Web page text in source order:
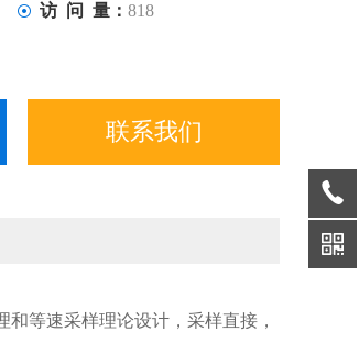
访 问 量： 818
联系我们
等速采样理论设计，采样直接，